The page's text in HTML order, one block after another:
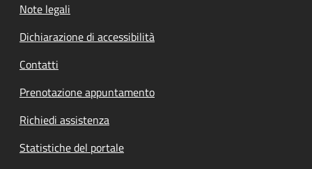
Note legali
Dichiarazione di accessibilità
Contatti
Prenotazione appuntamento
Richiedi assistenza
Statistiche del portale